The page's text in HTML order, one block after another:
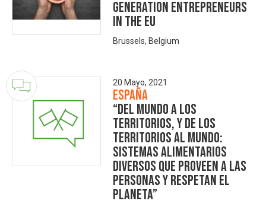
generation entrepreneurs
in the EU
Brussels, Belgium
20 Mayo, 2021
España
“DEL MUNDO A LOS
TERRITORIOS, Y DE LOS
TERRITORIOS AL MUNDO:
SISTEMAS ALIMENTARIOS
DIVERSOS QUE PROVEEN A LAS
PERSONAS Y RESPETAN EL
PLANETA”